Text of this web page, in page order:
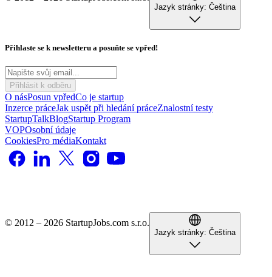
Jazyk stránky: Čeština
Přihlaste se k newsletteru a posuňte se vpřed!
Přihlásit k odběru
O násPosun vpředCo je startup
Inzerce práceJak uspět při hledání práceZnalostní testy
StartupTalkBlogStartup Program
VOPOsobní údaje
CookiesPro médiaKontakt
© 2012 – 2026 StartupJobs.com s.r.o.
Jazyk stránky: Čeština